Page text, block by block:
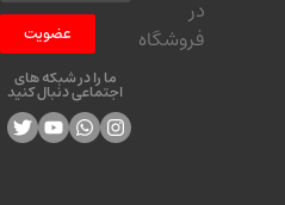
فروشگاه
عضویت
ما را در شبکه های
اجتماعی دنبال کنید